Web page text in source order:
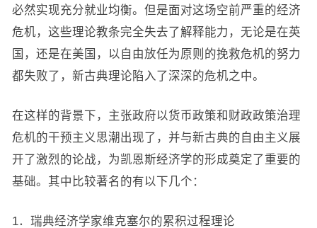
必然实现充分就业均衡。但是面对这场空前严重的经济
危机，这些理论教条完全失去了解释能力，无论是在英
国，还是在美国，以自由放任为原则的挽救危机的努力
都失败了，新古典理论陷入了深深的危机之中。
在这样的背景下，主张政府以货币政策和财政政策治理
危机的干预主义思潮出现了，并与新古典的自由主义展
开了激烈的论战，为凯恩斯经济学的形成奠定了重要的
基础。其中比较著名的有以下几个：
1．瑞典经济学家维克塞尔的累积过程理论